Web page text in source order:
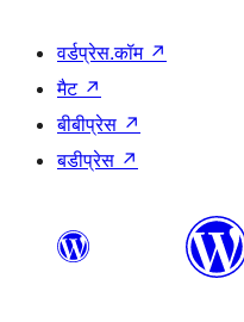
वर्डप्रेस.कॉम ↗
मैट ↗
बीबीप्रेस ↗
बडीप्रेस ↗